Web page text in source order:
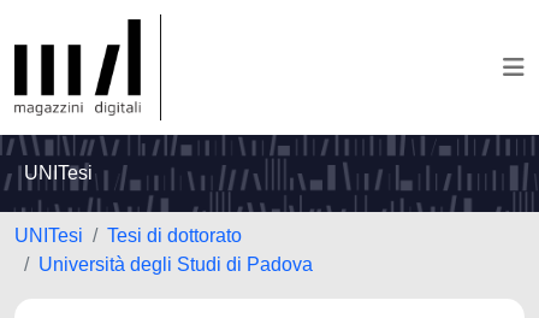
UNITesi
UNITesi
Tesi di dottorato
Università degli Studi di Padova